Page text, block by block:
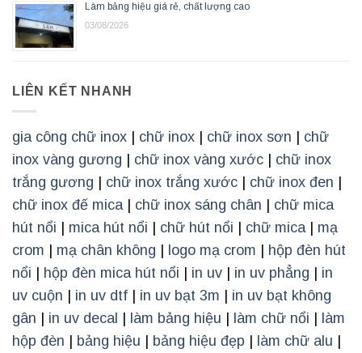
Làm bảng hiệu giá rẻ, chất lượng cao
03/08/2026
LIÊN KẾT NHANH
gia công chữ inox | chữ inox | chữ inox sơn | chữ
inox vàng gương | chữ inox vàng xước | chữ inox
trắng gương | chữ inox trắng xước | chữ inox đen |
chữ inox đế mica | chữ inox sáng chân | chữ mica
hút nổi | mica hút nổi | chữ hút nổi | chữ mica | mạ
crom | mạ chân không | logo mạ crom | hộp đèn hút
nổi | hộp đèn mica hút nổi | in uv | in uv phẳng | in
uv cuộn | in uv dtf | in uv bạt 3m | in uv bạt không
gân | in uv decal | làm bảng hiệu | làm chữ nổi | làm
hộp đèn | bảng hiệu | bảng hiệu đẹp | làm chữ alu |